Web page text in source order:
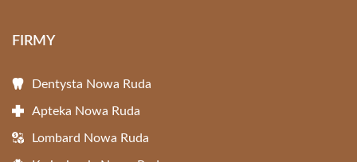
FIRMY
Dentysta Nowa Ruda
Apteka Nowa Ruda
Lombard Nowa Ruda